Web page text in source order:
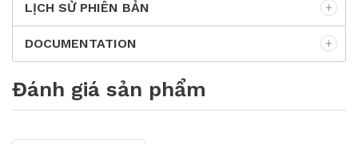
LỊCH SỬ PHIÊN BẢN
DOCUMENTATION
Đánh giá sản phẩm